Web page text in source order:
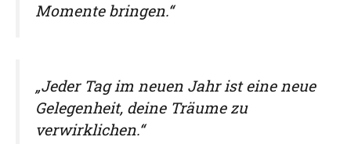
Momente bringen.“
„Jeder Tag im neuen Jahr ist eine neue
Gelegenheit, deine Träume zu
verwirklichen.“